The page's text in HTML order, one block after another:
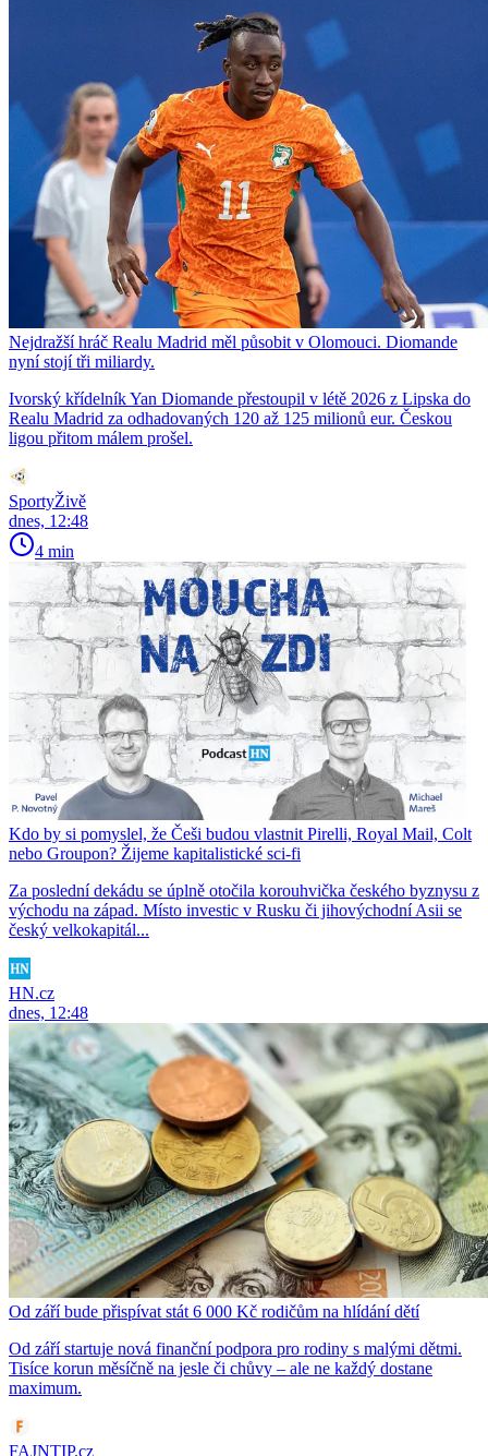
Nejdražší hráč Realu Madrid měl působit v Olomouci. Diomande
nyní stojí tři miliardy.
Ivorský křídelník Yan Diomande přestoupil v létě 2026 z Lipska do
Realu Madrid za odhadovaných 120 až 125 milionů eur. Českou
ligou přitom málem prošel.
SportyŽivě
dnes, 12:48
4 min
Kdo by si pomyslel, že Češi budou vlastnit Pirelli, Royal Mail, Colt
nebo Groupon? Žijeme kapitalistické sci-fi
Za poslední dekádu se úplně otočila korouhvička českého byznysu z
východu na západ. Místo investic v Rusku či jihovýchodní Asii se
český velkokapitál...
HN.cz
dnes, 12:48
Od září bude přispívat stát 6 000 Kč rodičům na hlídání dětí
Od září startuje nová finanční podpora pro rodiny s malými dětmi.
Tisíce korun měsíčně na jesle či chůvy – ale ne každý dostane
maximum.
FAJNTIP.cz